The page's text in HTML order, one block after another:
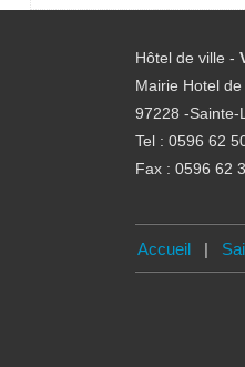
Hôtel de ville -
Mairie Hotel
97228 -Sainte-
Tel : 0596 62
Fax : 0596 62
Accueil|